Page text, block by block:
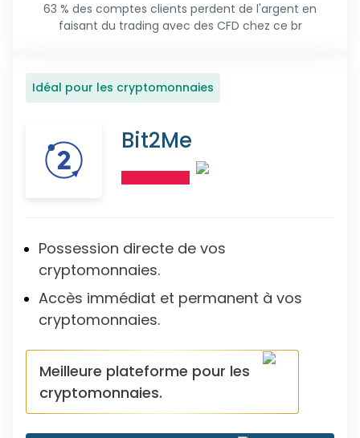
63 % des comptes clients perdent de l'argent en
faisant du trading avec des CFD chez ce br
Idéal pour les cryptomonnaies
Bit2Me
Possession directe de vos
cryptomonnaies.
Accès immédiat et permanent à vos
cryptomonnaies.
Meilleure plateforme pour les
cryptomonnaies.